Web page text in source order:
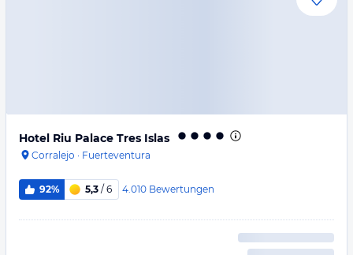
Hotel Riu Palace Tres Islas
Corralejo · Fuerteventura
92% 5,3 / 6 4.010 Bewertungen